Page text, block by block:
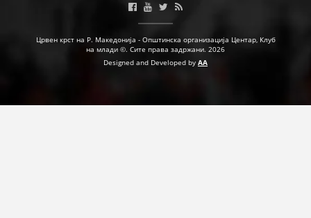
ДЕЈСТВУВАЊЕ
Црвен крст на Р. Македонија - Општинска организација Центар, Клуб
на млади ©. Сите права задржани. 2026
Designed and Developed by AA